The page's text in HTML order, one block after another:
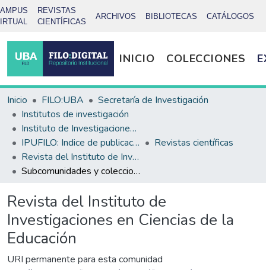
REVISTAS
CIENTÍFICAS
ARCHIVOS BIBLIOTECAS CATÁLOGOS
INICIO COLECCIONES
Inicio FILO:UBA
Secretaría de Investigación
Institutos de investigación
Instituto de Investigaciones Bibliotecológicas (INIBI)
IPUFILO: Indice de publicaciones de la Facultad de Filosofía y Letras
Revistas científicas
Revista del Instituto de Investigaciones en Ciencias de la Educación
Subcomunidades y colecciones
Revista del Instituto de
Investigaciones en Ciencias de la
Educación
URI permanente para esta comunidad